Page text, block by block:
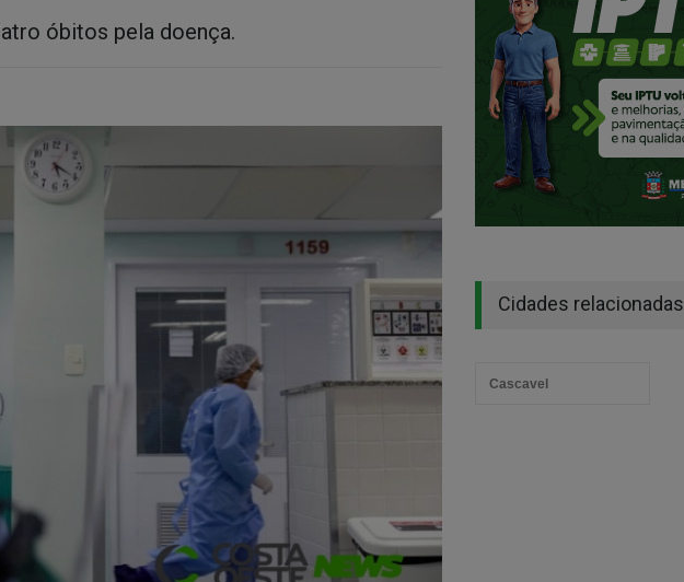
óbitos pela doença.
Cidades relacionadas
Cascavel